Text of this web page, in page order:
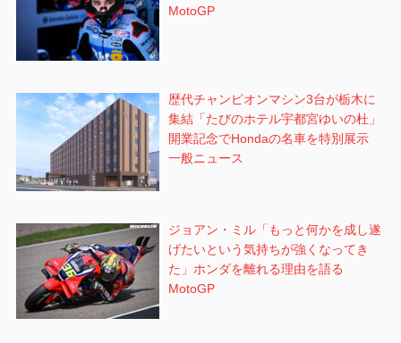
MotoGP
歴代チャンピオンマシン3台が栃木に
集結「たびのホテル宇都宮ゆいの杜」
開業記念でHondaの名車を特別展示
一般ニュース
ジョアン・ミル「もっと何かを成し遂
げたいという気持ちが強くなってき
た」ホンダを離れる理由を語る
MotoGP